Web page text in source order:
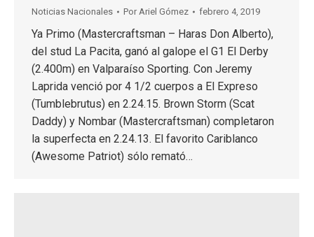
Noticias Nacionales Por Ariel Gómez febrero 4, 2019
Ya Primo (Mastercraftsman – Haras Don Alberto),
del stud La Pacita, ganó al galope el G1 El Derby
(2.400m) en Valparaíso Sporting. Con Jeremy
Laprida venció por 4 1/2 cuerpos a El Expreso
(Tumblebrutus) en 2.24.15. Brown Storm (Scat
Daddy) y Nombar (Mastercraftsman) completaron
la superfecta en 2.24.13. El favorito Cariblanco
(Awesome Patriot) sólo remató…